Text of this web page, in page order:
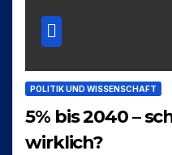
POLITIK UND WISSENSCHAFT
5% bis 2040 –
wirklich?